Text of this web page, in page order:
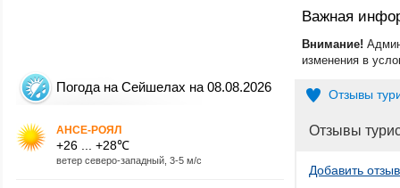
Погода на Сейшелах на 08.08.2026
АНСЕ-РОЯЛ
+26 ... +28℃
ветер северо-западный, 3-5 м/с
Важная
Внимание!
изменения в
Отзывы
Отзывы
Добавить отзыв